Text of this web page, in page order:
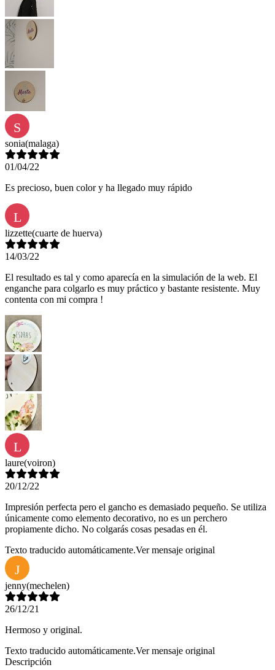
S
sonia(malaga)
01/04/22
Es precioso, buen color y ha llegado muy rápido
L
lizzette(cuarte de huerva)
14/03/22
El resultado es tal y como aparecía en la simulación de la web. El
enganche para colgarlo es muy práctico y bastante resistente. Muy
contenta con mi compra !
L
laure(voiron)
20/12/22
Impresión perfecta pero el gancho es demasiado pequeño. Se utiliza
únicamente como elemento decorativo, no es un perchero
propiamente dicho. No colgarás cosas pesadas en él.
Texto traducido automáticamente.Ver mensaje original
J
jenny(mechelen)
26/12/21
Hermoso y original.
Texto traducido automáticamente.Ver mensaje original
Descripción